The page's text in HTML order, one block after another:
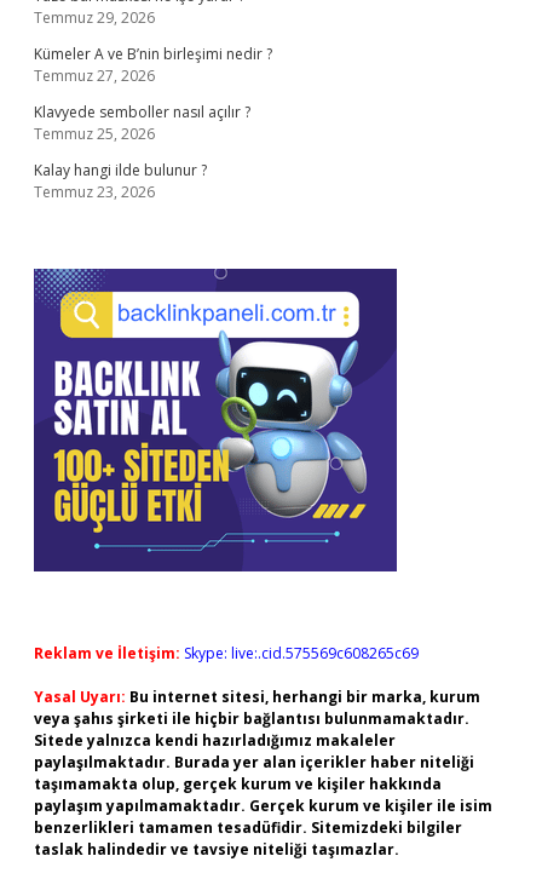
Temmuz 29, 2026
Kümeler A ve B’nin birleşimi nedir ?
Temmuz 27, 2026
Klavyede semboller nasıl açılır ?
Temmuz 25, 2026
Kalay hangi ilde bulunur ?
Temmuz 23, 2026
Reklam ve İletişim: Skype: live:.cid.575569c608265c69
Yasal Uyarı: Bu internet sitesi, herhangi bir marka, kurum
veya şahıs şirketi ile hiçbir bağlantısı bulunmamaktadır.
Sitede yalnızca kendi hazırladığımız makaleler
paylaşılmaktadır. Burada yer alan içerikler haber niteliği
taşımamakta olup, gerçek kurum ve kişiler hakkında
paylaşım yapılmamaktadır. Gerçek kurum ve kişiler ile isim
benzerlikleri tamamen tesadüfidir. Sitemizdeki bilgiler
taslak halindedir ve tavsiye niteliği taşımazlar.